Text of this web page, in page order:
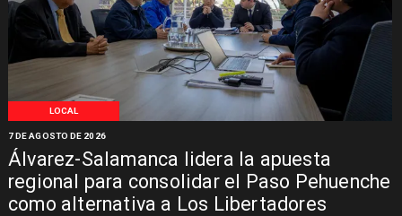
LOCAL
Álvarez-Salamanca lidera la apuesta
regional para consolidar el Paso Pehuenche
como alternativa a Los Libertadores
7 DE AGOSTO DE 2026